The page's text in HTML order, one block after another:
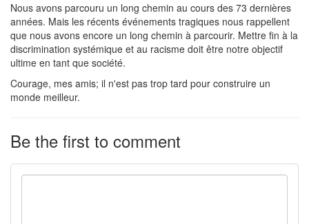
Nous avons parcouru un long chemin au cours des 73 dernières
années. Mais les récents événements tragiques nous rappellent
que nous avons encore un long chemin à parcourir. Mettre fin à la
discrimination systémique et au racisme doit être notre objectif
ultime en tant que société.
Courage, mes amis; il n'est pas trop tard pour construire un
monde meilleur.
Be the first to comment